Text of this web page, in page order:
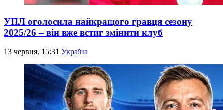
УПЛ оголосила найкращого гравця сезону
2025/26 – він вже встиг змінити клуб
13 червня, 15:31 Україна